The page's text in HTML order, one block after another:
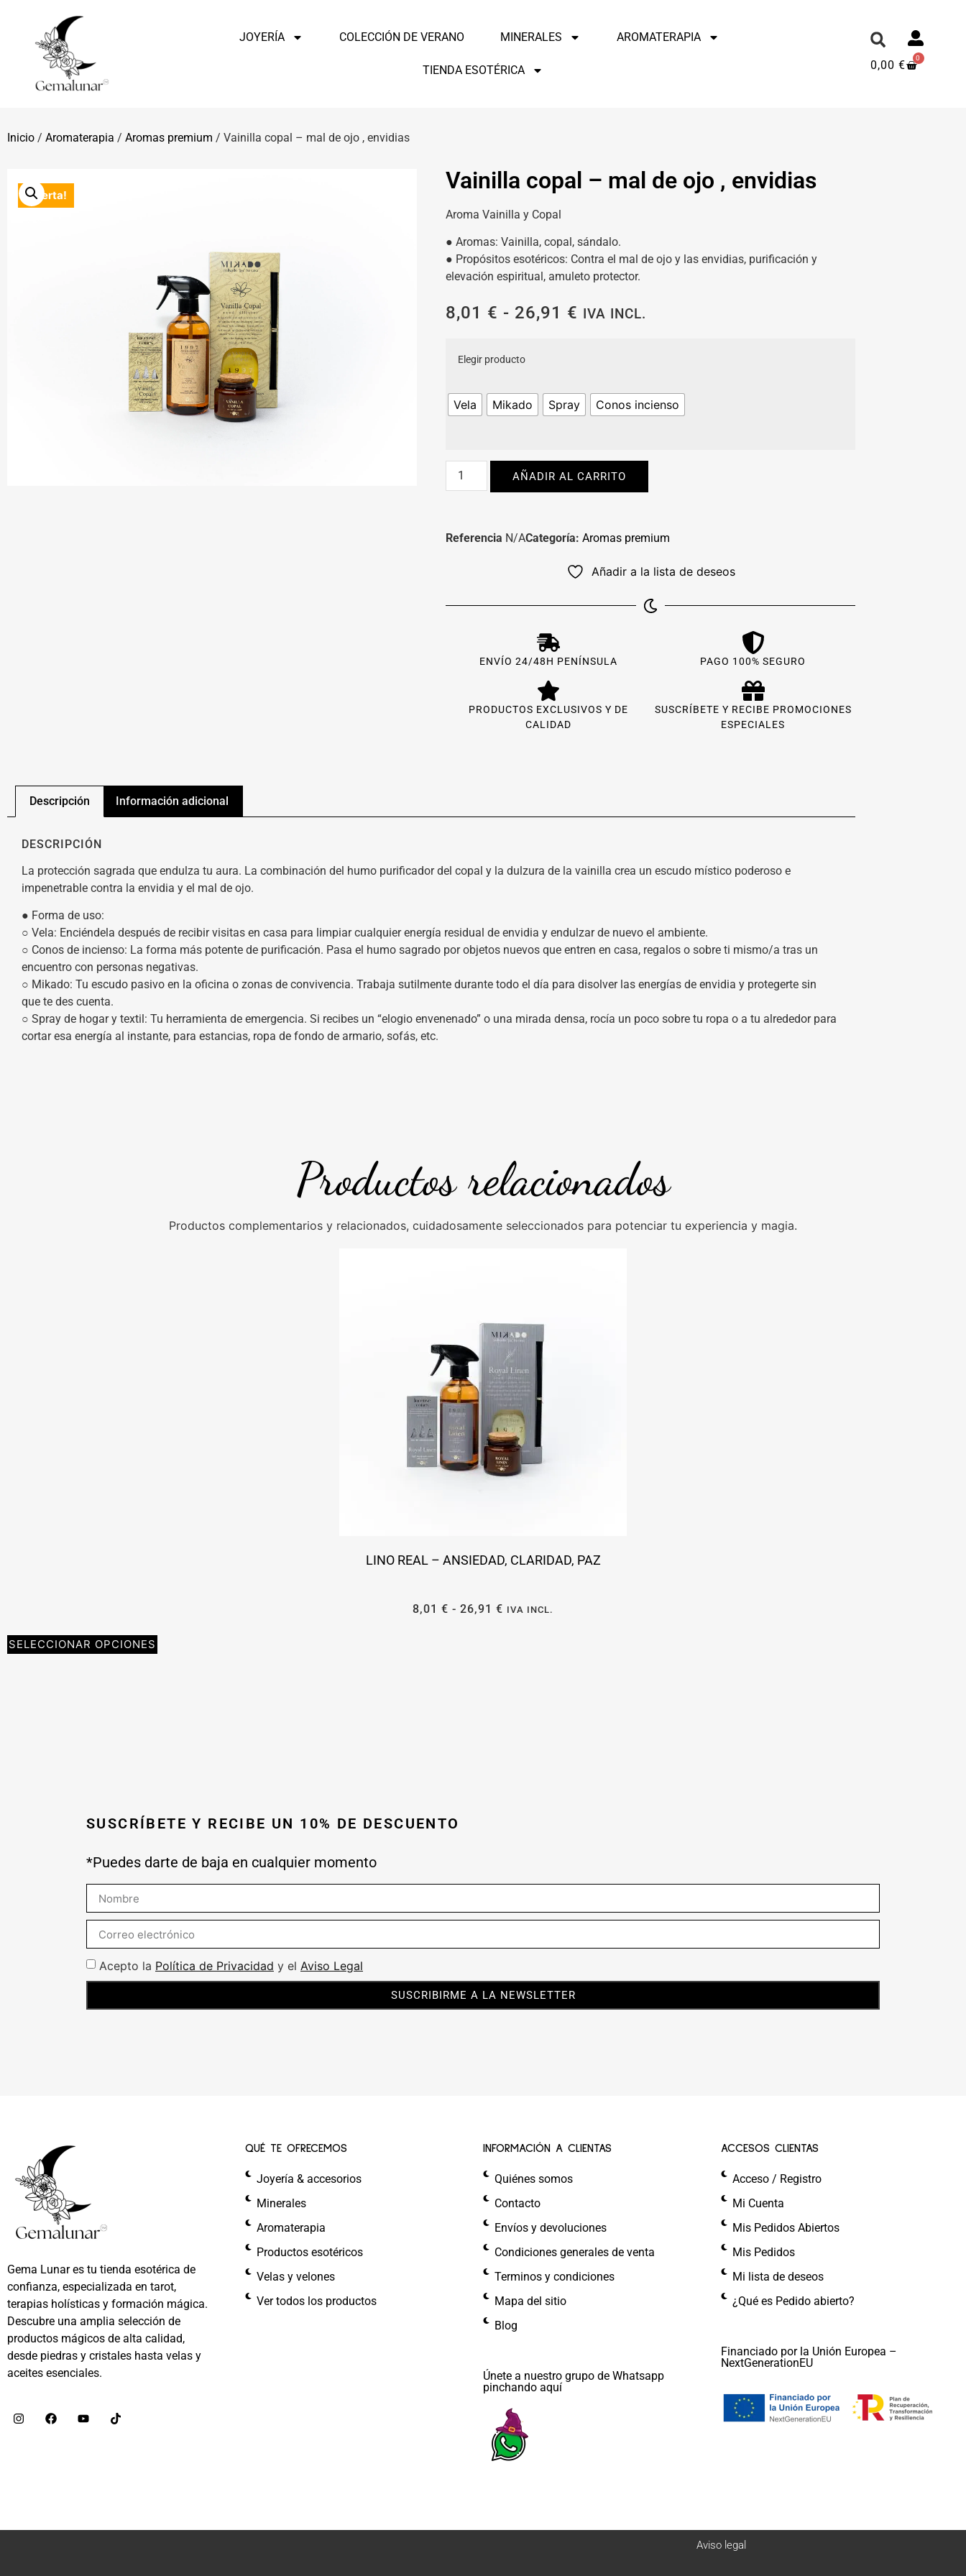
JOYERÍA COLECCIÓN DE VERANO MINERALES AROMATERAPIA
TIENDA ESOTÉRICA 0,00 €
0
Inicio / Aromaterapia / Aromas premium / Vainilla copal – mal de ojo , envidias
¡Oferta!
Vainilla copal – mal de ojo , envidias
Aroma Vainilla y Copal
● Aromas: Vainilla, copal, sándalo.
● Propósitos esotéricos: Contra el mal de ojo y las envidias, purificación y
elevación espiritual, amuleto protector.
8,01 € - 26,91 € IVA INCL.
Elegir producto
Vela Mikado Spray Conos incienso
AÑADIR AL CARRITO
Referencia N/ACategoría: Aromas premium
Añadir a la lista de deseos
ENVÍO 24/48H PENÍNSULA PAGO 100% SEGURO
PRODUCTOS EXCLUSIVOS Y DE
CALIDAD
SUSCRÍBETE Y RECIBE PROMOCIONES
ESPECIALES
Descripción Información adicional
DESCRIPCIÓN
La protección sagrada que endulza tu aura. La combinación del humo purificador del copal y la dulzura de la vainilla crea un escudo místico poderoso e
impenetrable contra la envidia y el mal de ojo.
● Forma de uso:
○ Vela: Enciéndela después de recibir visitas en casa para limpiar cualquier energía residual de envidia y endulzar de nuevo el ambiente.
○ Conos de incienso: La forma más potente de purificación. Pasa el humo sagrado por objetos nuevos que entren en casa, regalos o sobre ti mismo/a tras un
encuentro con personas negativas.
○ Mikado: Tu escudo pasivo en la oficina o zonas de convivencia. Trabaja sutilmente durante todo el día para disolver las energías de envidia y protegerte sin
que te des cuenta.
○ Spray de hogar y textil: Tu herramienta de emergencia. Si recibes un “elogio envenenado” o una mirada densa, rocía un poco sobre tu ropa o a tu alrededor para
cortar esa energía al instante, para estancias, ropa de fondo de armario, sofás, etc.
Productos relacionados
Productos complementarios y relacionados, cuidadosamente seleccionados para potenciar tu experiencia y magia.
LINO REAL – ANSIEDAD, CLARIDAD, PAZ
8,01 € - 26,91 € IVA INCL.
SELECCIONAR OPCIONES
SUSCRÍBETE Y RECIBE UN 10% DE DESCUENTO
*Puedes darte de baja en cualquier momento
Acepto la Política de Privacidad y el Aviso Legal
SUSCRIBIRME A LA NEWSLETTER
Gema Lunar es tu tienda esotérica de
confianza, especializada en tarot,
terapias holísticas y formación mágica.
Descubre una amplia selección de
productos mágicos de alta calidad,
desde piedras y cristales hasta velas y
aceites esenciales.
QUÉ TE OFRECEMOS
Joyería & accesorios
Minerales
Aromaterapia
Productos esotéricos
Velas y velones
Ver todos los productos
INFORMACIÓN A CLIENTAS
Quiénes somos
Contacto
Envíos y devoluciones
Condiciones generales de venta
Terminos y condiciones
Mapa del sitio
Blog
Únete a nuestro grupo de Whatsapp
pinchando aquí​
ACCESOS CLIENTAS
Acceso / Registro
Mi Cuenta
Mis Pedidos Abiertos
Mis Pedidos
Mi lista de deseos
¿Qué es Pedido abierto?
Financiado por la Unión Europea –
NextGenerationEU
Aviso legal